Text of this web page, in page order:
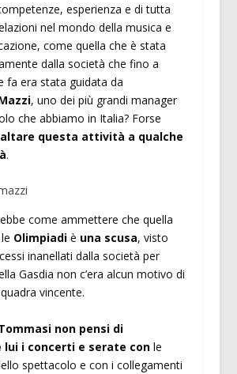
esperienza e di tutta
nel mondo della musica e
come quella che è stata
dalla società che fino a
fa era stata guidata da
, uno dei più grandi manager
che abbiamo in Italia? Forse
questa attività a qualche
.
come ammettere che quella
Olimpiadiè una scusa, visto
inanellati dalla società per
Gasdia non c’era alcun motivo di
vincente.
non pensi di
lui i concerti e serate con le
spettacolo e con i collegamenti